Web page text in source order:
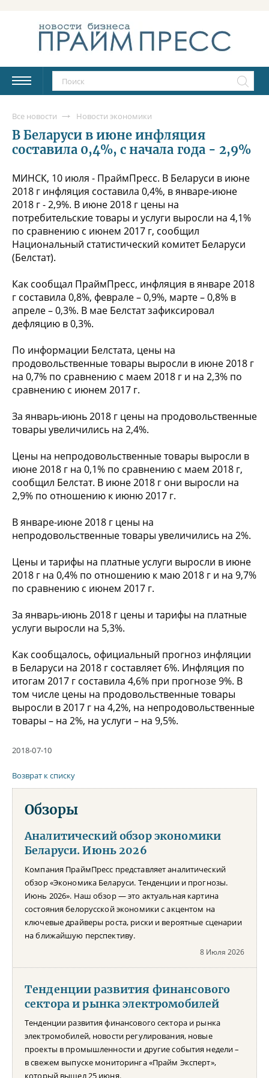
Все новости Новости экономики
В Беларуси в июне инфляция
составила 0,4%, с начала года - 2,9%
МИНСК, 10 июля - ПраймПресс. В Беларуси в июне
2018 г инфляция составила 0,4%, в январе-июне
2018 г - 2,9%. В июне 2018 г цены на
потребительские товары и услуги выросли на 4,1%
по сравнению с июнем 2017 г, сообщил
Национальный статистический комитет Беларуси
(Белстат).
Как сообщал ПраймПресс, инфляция в январе 2018
г составила 0,8%, феврале – 0,9%, марте – 0,8% в
апреле – 0,3%. В мае Белстат зафиксировал
дефляцию в 0,3%.
По информации Белстата, цены на
продовольственные товары выросли в июне 2018 г
на 0,7% по сравнению с маем 2018 г и на 2,3% по
сравнению с июнем 2017 г.
За январь-июнь 2018 г цены на продовольственные
товары увеличились на 2,4%.
Цены на непродовольственные товары выросли в
июне 2018 г на 0,1% по сравнению с маем 2018 г,
сообщил Белстат. В июне 2018 г они выросли на
2,9% по отношению к июню 2017 г.
В январе-июне 2018 г цены на
непродовольственные товары увеличились на 2%.
Цены и тарифы на платные услуги выросли в июне
2018 г на 0,4% по отношению к маю 2018 г и на 9,7%
по сравнению с июнем 2017 г.
За январь-июнь 2018 г цены и тарифы на платные
услуги выросли на 5,3%.
Как сообщалось, официальный прогноз инфляции
в Беларуси на 2018 г составляет 6%. Инфляция по
итогам 2017 г составила 4,6% при прогнозе 9%. В
том числе цены на продовольственные товары
выросли в 2017 г на 4,2%, на непродовольственные
товары – на 2%, на услуги – на 9,5%.
2018-07-10
Возврат к списку
Обзоры
Аналитический обзор экономики
Беларуси. Июнь 2026
Компания ПраймПресс представляет аналитический
обзор «Экономика Беларуси. Тенденции и прогнозы.
Июнь 2026». Наш обзор — это актуальная картина
состояния белорусской экономики с акцентом на
ключевые драйверы роста, риски и вероятные сценарии
на ближайшую перспективу.
8 Июля 2026
Тенденции развития финансового
сектора и рынка электромобилей
Тенденции развития финансового сектора и рынка
электромобилей, новости регулирования, новые
проекты в промышленности и другие события недели –
в свежем выпуске мониторинга «Прайм Эксперт»,
который вышел 25 июня.